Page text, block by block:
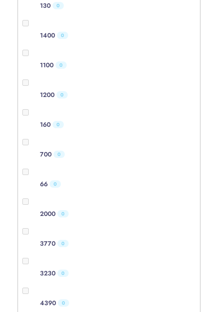
130 0
1400 0
1100 0
1200 0
160 0
700 0
66 0
2000 0
3770 0
3230 0
4390 0